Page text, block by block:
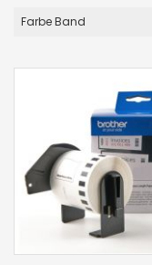
Farbe Band